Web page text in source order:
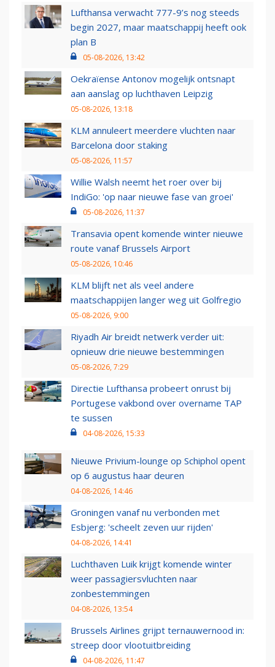
Lufthansa verwacht 777-9’s nog steeds
begin 2027, maar maatschappij heeft ook
plan B
05-08-2026, 13:42
Oekraïense Antonov mogelijk ontsnapt
aan aanslag op luchthaven Leipzig
05-08-2026, 13:18
KLM annuleert meerdere vluchten naar
Barcelona door staking
05-08-2026, 11:57
Willie Walsh neemt het roer over bij
IndiGo: 'op naar nieuwe fase van groei'
05-08-2026, 11:37
Transavia opent komende winter nieuwe
route vanaf Brussels Airport
05-08-2026, 10:46
KLM blijft net als veel andere
maatschappijen langer weg uit Golfregio
05-08-2026, 9:00
Riyadh Air breidt netwerk verder uit:
opnieuw drie nieuwe bestemmingen
05-08-2026, 7:29
Directie Lufthansa probeert onrust bij
Portugese vakbond over overname TAP
te sussen
04-08-2026, 15:33
Nieuwe Privium-lounge op Schiphol opent
op 6 augustus haar deuren
04-08-2026, 14:46
Groningen vanaf nu verbonden met
Esbjerg: 'scheelt zeven uur rijden'
04-08-2026, 14:41
Luchthaven Luik krijgt komende winter
weer passagiersvluchten naar
zonbestemmingen
04-08-2026, 13:54
Brussels Airlines grijpt ternauwernood in:
streep door vlootuitbreiding
04-08-2026, 11:47